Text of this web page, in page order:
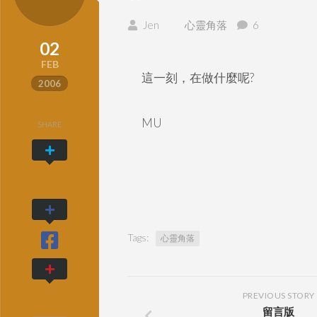
02
FEB
2006
Jen 心靈角落 6
這一刻，在做什麼呢?
MU
Tags: 心靈角落
SHARE
PREVIOUS STORY
留言版